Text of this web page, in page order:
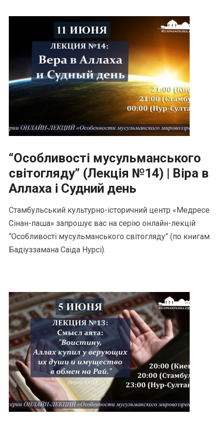
“Особливості мусульманського
світогляду” (Лекція №14) | Віра в
Аллаха і Судний день
Стамбульський культурно-історичний центр «Медресе
Сінан-паша» запрошує вас на серію онлайн-лекцій
“Особливості мусульманського світогляду” (по книгам
Бадіуззамана Саіда Нурсі).